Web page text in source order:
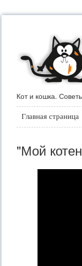
Кот и кошка.
Главная страница
"Мой